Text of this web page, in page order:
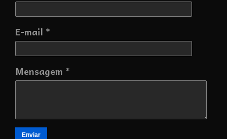
E-mail *
Mensagem *
Enviar